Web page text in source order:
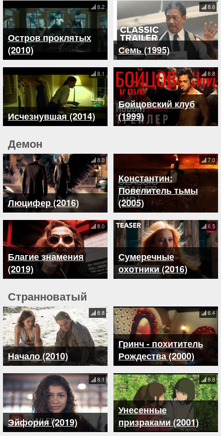
Остров проклятых
(2010)
8.2
Семь (1995)
8.6
Исчезнувшая (2014)
8.1
Бойцовский клуб
(1999)
8.8
Демон
Люцифер (2016)
8.0
Константин:
Повелитель тьмы
(2005)
7.0
Благие знамения
(2019)
8.0
Сумеречные
охотники (2016)
6.5
Странноватый
Начало (2010)
8.8
Гринч - похититель
Рождества (2000)
6.4
Эйфория (2019)
8.1
Унесенные
призраками (2001)
8.6